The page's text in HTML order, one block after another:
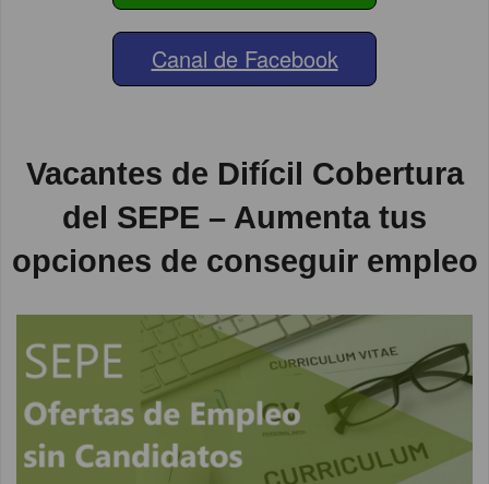
Canal de Facebook
Vacantes de Difícil Cobertura
del SEPE – Aumenta tus
opciones de conseguir empleo